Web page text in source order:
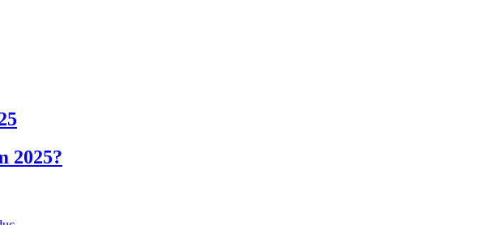
2025?